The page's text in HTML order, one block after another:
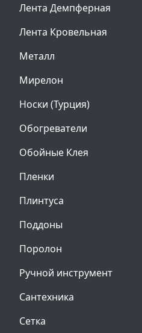
Лента Демпферная
Лента Кровельная
Металл
Мирелон
Носки (Турция)
Обогреватели
Обойные Клея
Пленки
Плинтуса
Поддоны
Поролон
Ручной инструмент
Сантехника
Сетка